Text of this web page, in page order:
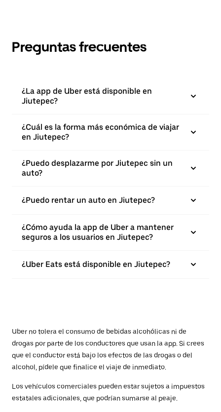
Preguntas frecuentes
¿La app de Uber está disponible en
Jiutepec?
¿Cuál es la forma más económica de viajar
en Jiutepec?
¿Puedo desplazarme por Jiutepec sin un
auto?
¿Puedo rentar un auto en Jiutepec?
¿Cómo ayuda la app de Uber a mantener
seguros a los usuarios en Jiutepec?
¿Uber Eats está disponible en Jiutepec?
Uber no tolera el consumo de bebidas alcohólicas ni de
drogas por parte de los conductores que usan la app. Si crees
que el conductor está bajo los efectos de las drogas o del
alcohol, pídele que finalice el viaje de inmediato.
Los vehículos comerciales pueden estar sujetos a impuestos
estatales adicionales, que podrían sumarse al peaje.